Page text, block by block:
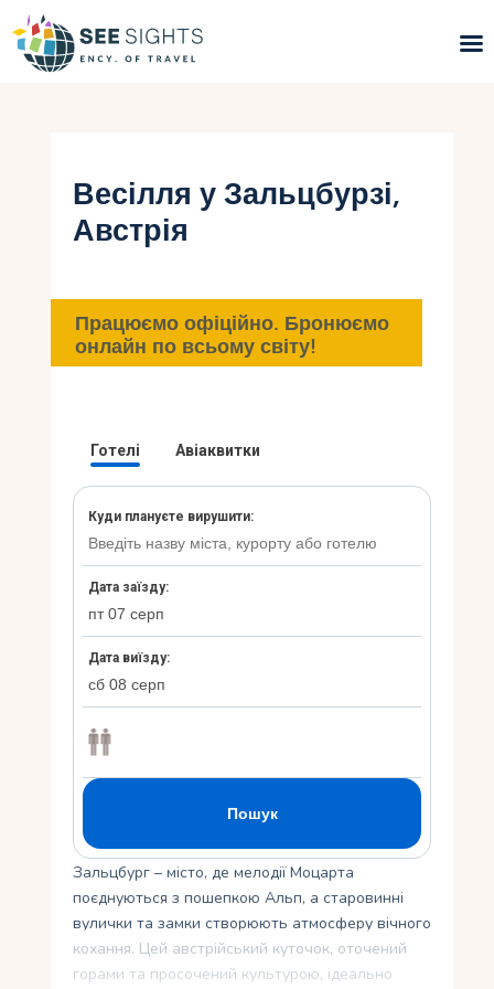
Гарячі тури
Типи Турів
Інфо
Контакти
Весілля у Зальцбурзі,
Австрія
Працюємо офіційно. Бронюємо
онлайн по всьому світу!
Зальцбург – місто, де мелодії Моцарта
поєднуються з пошепкою Альп, а старовинні
вулички та замки створюють атмосферу вічного
кохання. Цей австрійський куточок, оточений
горами та просочений культурою, ідеально